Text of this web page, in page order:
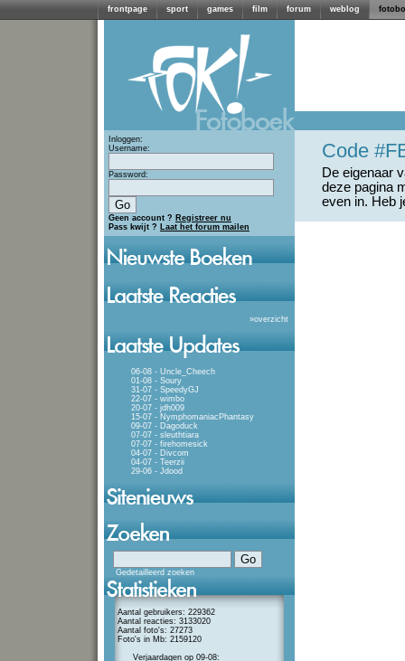
frontpage sport games film forum weblog
Inloggen:
Username:
Password:
Geen account ? Registreer nu
Pass kwijt ? Laat het forum mailen
»overzicht
06-08 - Uncle_Cheech
01-08 - Soury
31-07 - SpeedyGJ
22-07 - wimbo
20-07 - jdh009
15-07 - NymphomaniacPhantasy
09-07 - Dagoduck
07-07 - sleuthtiara
07-07 - firehomesick
04-07 - Divcom
04-07 - Teerzii
29-06 - Jdood
Gedetailleerd zoeken
Aantal gebruikers: 229362
Aantal reacties: 3133020
Aantal foto's: 27273
Foto's in Mb: 2159120
Verjaardagen op 09-08:
Code
De eigenaar
deze pagina
even in. Heb